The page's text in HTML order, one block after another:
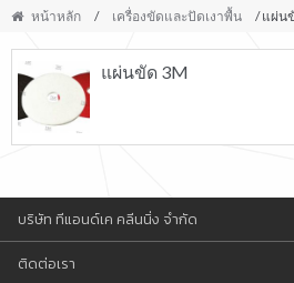
หน้าหลัก / เครื่องขัดและปัดเงาพื้น / แผ่น
แผ่นขัด 3M
บริษัท ทีแอนด์เค คลีนนิ่ง จำกัด
ติดต่อเรา